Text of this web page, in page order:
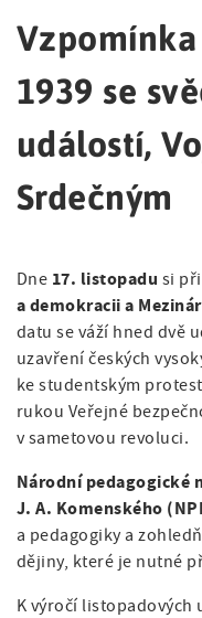
v
á
a
v
g
a
c
e
1939 se
událostí,
Srdečným
Dne 17. listopadu si
a demokracii a
datu se váží hned dvě
uzavření českých
ke studentským
rukou Veřejné
v sametovou revoluci.
Národní pedagogické
J. A. Komenského
a pedagogiky a
dějiny, které je nutné
K výročí listopadových
a
v
g
a
i
o
n